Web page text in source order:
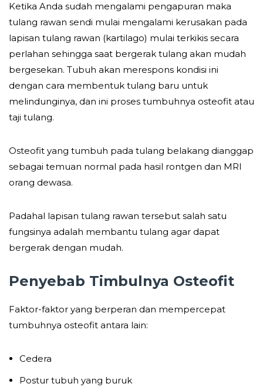
Ketika Anda sudah mengalami pengapuran maka
tulang rawan sendi mulai mengalami kerusakan pada
lapisan tulang rawan (kartilago) mulai terkikis secara
perlahan sehingga saat bergerak tulang akan mudah
bergesekan. Tubuh akan merespons kondisi ini
dengan cara membentuk tulang baru untuk
melindunginya, dan ini proses tumbuhnya osteofit atau
taji tulang.
Osteofit yang tumbuh pada tulang belakang dianggap
sebagai temuan normal pada hasil rontgen dan MRI
orang dewasa.
Padahal lapisan tulang rawan tersebut salah satu
fungsinya adalah membantu tulang agar dapat
bergerak dengan mudah.
Penyebab Timbulnya Osteofit
Faktor-faktor yang berperan dan mempercepat
tumbuhnya osteofit antara lain:
Cedera
Postur tubuh yang buruk